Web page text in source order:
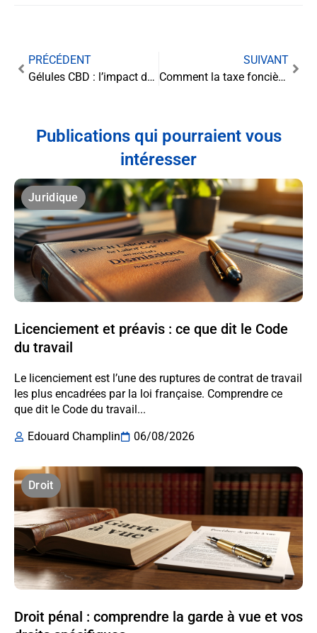
PRÉCÉDENT
Gélules CBD : l’impact de la législation sur l’industrie du bien-être
SUIVANT
Comment la taxe foncière affecte-t-elle les accords de gestion immobilière ?
Publications qui pourraient vous
intéresser
Juridique
Licenciement et préavis : ce que dit le Code
du travail
Le licenciement est l’une des ruptures de contrat de travail
les plus encadrées par la loi française. Comprendre ce
que dit le Code du travail...
Edouard Champlin
06/08/2026
Droit
Droit pénal : comprendre la garde à vue et vos